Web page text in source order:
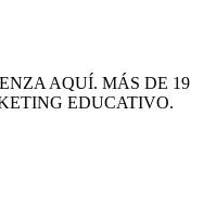
AQUÍ. MÁS DE 19
EDUCATIVO.